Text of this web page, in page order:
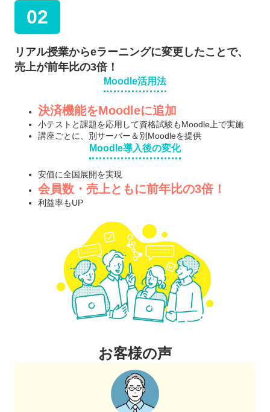
02
リアル授業からeラーニングに変更したことで、
売上が前年比の3倍！
Moodle活用法
決済機能をMoodleに追加
小テストと課題を応用して資格試験もMoodle上で実施
講座ごとに、別サーバー＆別Moodleを提供
Moodle導入後の変化
安価に全国展開を実現
会員数・売上ともに前年比の3倍！
利益率もUP
お客様の声